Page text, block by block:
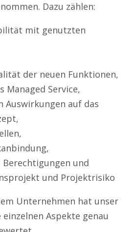
Dazu zählen:
mit genutzten
der neuen Funktionen,
Managed Service,
Auswirkungen auf das
Berechtigungen und
und Projektrisiko
Unternehmen hat unser
Aspekte genau